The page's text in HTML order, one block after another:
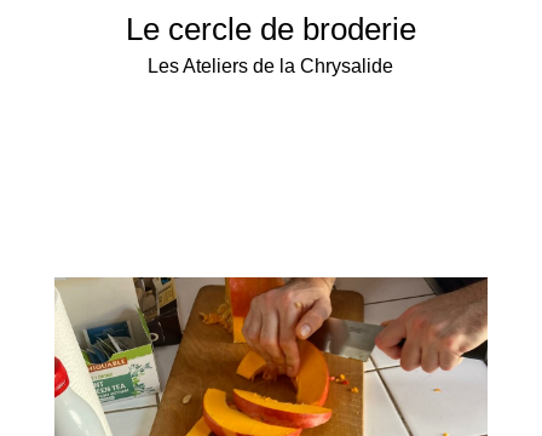
Le cercle de broderie
Les Ateliers de la Chrysalide